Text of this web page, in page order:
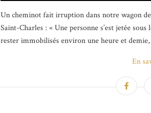
Un cheminot fait irruption dans notre wagon
Saint-Charles : « Une personne s’est jetée
rester immobilisés environ une heure et
En